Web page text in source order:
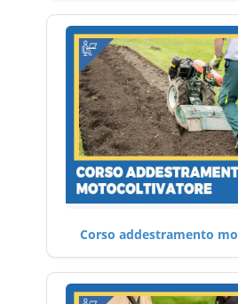
Corso addestramento